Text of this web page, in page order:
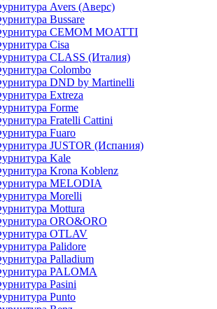
Avers (Аверс)
Bussare
CEMOM MOATTI
Cisa
CLASS (Италия)
Colombo
DND by Martinelli
Extreza
Forme
Fratelli Cattini
Fuaro
JUSTOR (Испания)
Kale
Krona Koblenz
MELODIA
Morelli
Mottura
ORO&ORO
OTLAV
Palidore
Palladium
PALOMA
Pasini
Punto